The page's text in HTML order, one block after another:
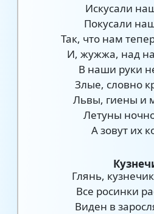
Искусали
Покусали
Так, что нам
И, жужжа, над
В наши руки
Злые, словно
Львы, гиены и
Летуны
А зовут их
Глянь,
Все росинки
Виден в